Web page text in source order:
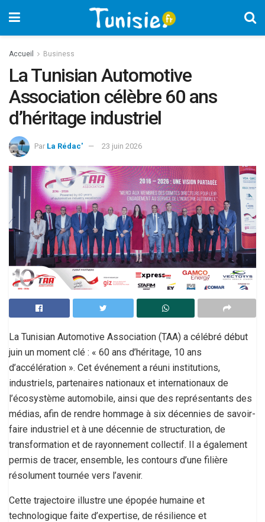
Accueil Business
La Tunisian Automotive
Association célèbre 60 ans
d’héritage industriel
Par La Rédac' 23 juin 2026
La Tunisian Automotive Association (TAA) a célébré début
juin un moment clé : « 60 ans d’héritage, 10 ans
d’accélération ». Cet événement a réuni institutions,
industriels, partenaires nationaux et internationaux de
l’écosystème automobile, ainsi que des représentants des
médias, afin de rendre hommage à six décennies de savoir-
faire industriel et à une décennie de structuration, de
transformation et de rayonnement collectif. Il a également
permis de tracer, ensemble, les contours d’une filière
résolument tournée vers l’avenir.
Cette trajectoire illustre une épopée humaine et
technologique faite d’expertise, de résilience et